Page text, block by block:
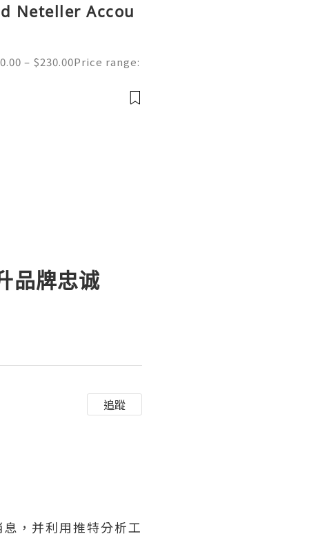
Neteller Accou
– $230.00Price range:
of the merchant wallet
品牌忠诚
追蹤
，并利用推特分析工